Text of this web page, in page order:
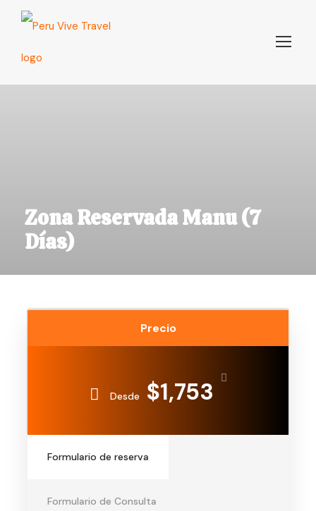
Zona Reservada Manu (7
Días)
Precio
Desde $1,753
Formulario de reserva
Formulario de Consulta